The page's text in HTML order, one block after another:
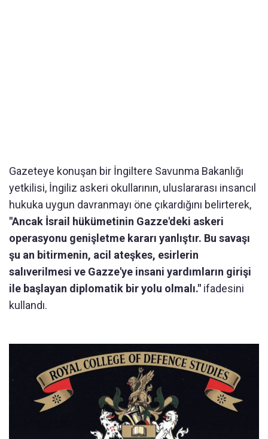
Gazeteye konuşan bir İngiltere Savunma Bakanlığı
yetkilisi, İngiliz askeri okullarının, uluslararası insancıl
hukuka uygun davranmayı öne çıkardığını belirterek,
"Ancak İsrail hükümetinin Gazze'deki askeri
operasyonu genişletme kararı yanlıştır. Bu savaşı
şu an bitirmenin, acil ateşkes, esirlerin
salıverilmesi ve Gazze'ye insani yardımların girişi
ile başlayan diplomatik bir yolu olmalı." ifadesini
kullandı.